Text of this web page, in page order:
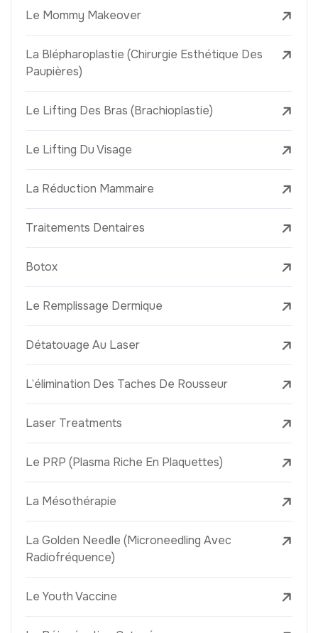
Le Mommy Makeover
La Blépharoplastie (Chirurgie Esthétique Des
Paupières)
Le Lifting Des Bras (Brachioplastie)
Le Lifting Du Visage
La Réduction Mammaire
Traitements Dentaires
Botox
Le Remplissage Dermique
Détatouage Au Laser
L’élimination Des Taches De Rousseur
Laser Treatments
Le PRP (Plasma Riche En Plaquettes)
La Mésothérapie
La Golden Needle (Microneedling Avec
Radiofréquence)
Le Youth Vaccine